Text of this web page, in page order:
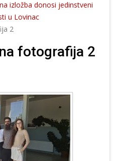
izložba donosi jedinstveni
u Lovinac
2
fotografija 2